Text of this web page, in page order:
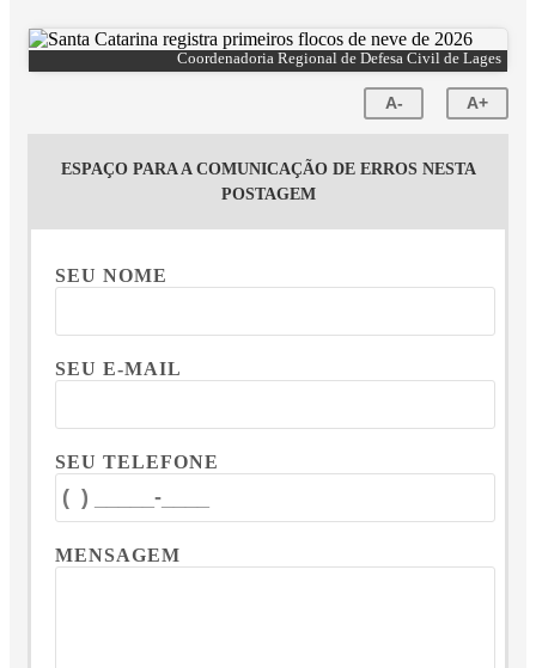
Coordenadoria Regional de Defesa Civil de Lages
A- A+
ESPAÇO PARA A COMUNICAÇÃO DE ERROS NESTA
POSTAGEM
SEU NOME
SEU E-MAIL
SEU TELEFONE
MENSAGEM